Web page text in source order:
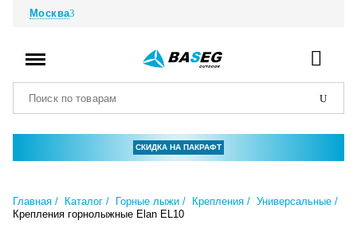
Москва
СКИДКА НА ПАКРАФТ
Главная Каталог Горные лыжи Крепления
Универсальные
Крепления горнолыжные Elan EL10